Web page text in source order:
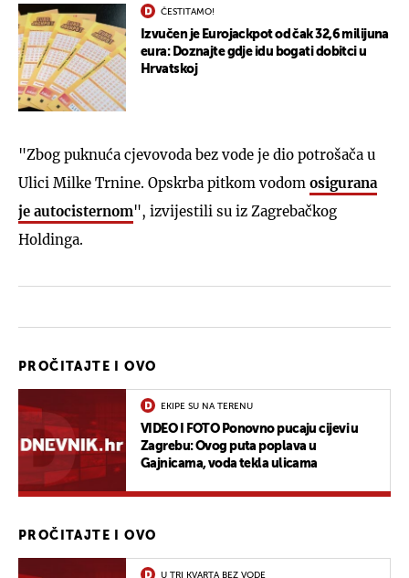
ČESTITAMO!
Izvučen je Eurojackpot od čak 32,6 milijuna
eura: Doznajte gdje idu bogati dobitci u
Hrvatskoj
"Zbog puknuća cjevovoda bez vode je dio potrošača u
Ulici Milke Trnine. Opskrba pitkom vodom osigurana
je autocisternom", izvijestili su iz Zagrebačkog
Holdinga.
PROČITAJTE I OVO
EKIPE SU NA TERENU
VIDEO I FOTO Ponovno pucaju cijevi u
Zagrebu: Ovog puta poplava u
Gajnicama, voda tekla ulicama
PROČITAJTE I OVO
U TRI KVARTA BEZ VODE